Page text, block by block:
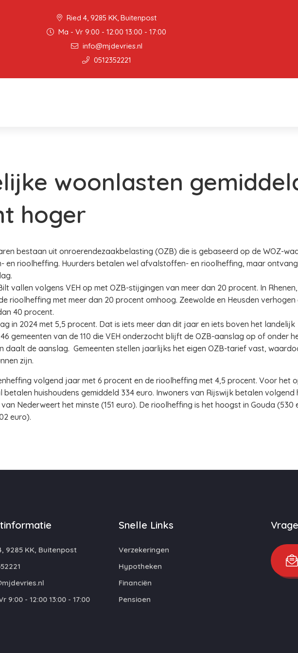
Ried 4, 9285 KK, Buitenpost
Ma - Vr 9:00 - 12:00 13:00 - 17:00
info@mjdevries.nl
0512352221
woonlasten
hoger
bestaan uit onroerendezaakbelasting (OZB) die is gebaseerd op de WOZ-
en rioolheffing. Huurders betalen wel afvalstoffen- en rioolheffing, maar
vallen volgens VEH op met OZB-stijgingen van meer dan 20 procent. In Rhenen,
rioolheffing met meer dan 20 procent omhoog. Zeewolde en Heusden verhogen
40 procent.
in 2024 met 5,5 procent. Dat is iets meer dan dit jaar en iets boven het landelijk
gemeenten van de 110 die VEH onderzocht blijft de OZB-aanslag op of onder
daalt de aanslag. Gemeenten stellen jaarlijks het eigen OZB-tarief vast,
zijn.
volgend jaar met 6 procent en de rioolheffing met 4,5 procent. Voor het
huishoudens gemiddeld 334 euro. Inwoners van Rijswijk betalen volgend
Nederweert het minste (151 euro). De rioolheffing is het hoogst in Gouda (530
euro).
9285 KK, Buitenpost
9:00 - 12:00 13:00 - 17:00
Snelle Links
Verzekeringen
Hypotheken
Financiën
Pensioen